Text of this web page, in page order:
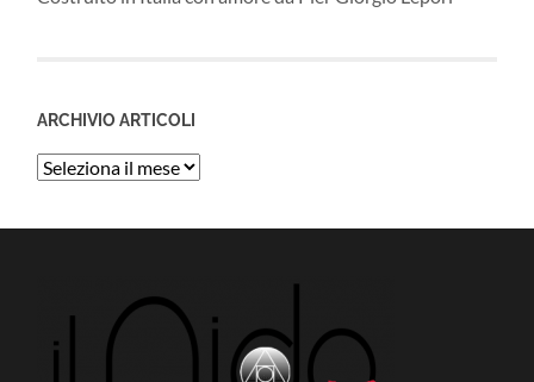
ARCHIVIO ARTICOLI
Archivio